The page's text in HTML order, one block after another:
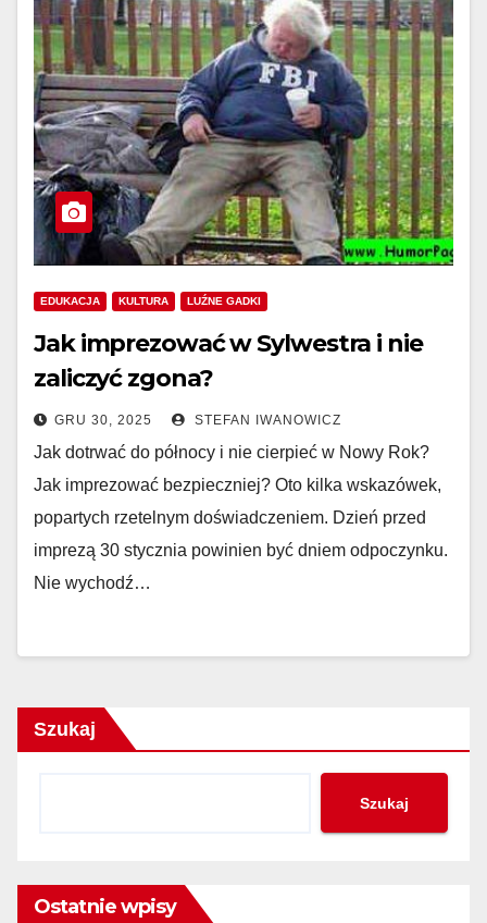
EDUKACJA KULTURA LUŹNE GADKI
Jak imprezować w Sylwestra i nie
zaliczyć zgona?
GRU 30, 2025 STEFAN IWANOWICZ
Jak dotrwać do północy i nie cierpieć w Nowy Rok?
Jak imprezować bezpieczniej? Oto kilka wskazówek,
popartych rzetelnym doświadczeniem. Dzień przed
imprezą 30 stycznia powinien być dniem odpoczynku.
Nie wychodź…
Szukaj
Szukaj
Ostatnie wpisy